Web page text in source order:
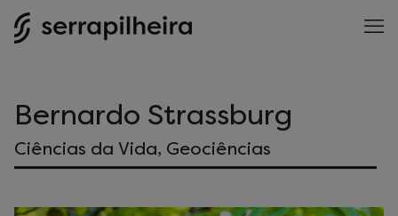
Bernardo Strassburg
Ciências da Vida, Geociências